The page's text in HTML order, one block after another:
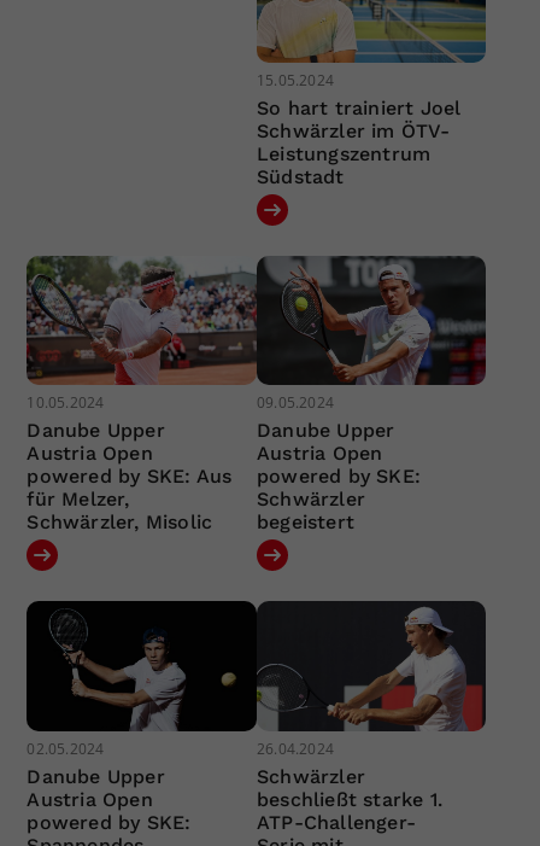
15.05.2024
So hart trainiert Joel
Schwärzler im ÖTV-
Leistungszentrum
Südstadt
10.05.2024
Danube Upper
Austria Open
powered by SKE: Aus
für Melzer,
Schwärzler, Misolic
09.05.2024
Danube Upper
Austria Open
powered by SKE:
Schwärzler
begeistert
02.05.2024
Danube Upper
Austria Open
powered by SKE:
26.04.2024
Schwärzler
beschließt starke 1.
ATP-Challenger-